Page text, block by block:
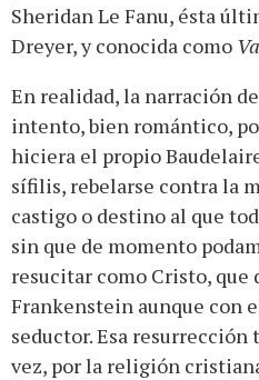
Sheridan Le Fanu, ésta
Dreyer, y conocida como
En realidad, la narración
intento, bien romántico,
hiciera el propio
sífilis, rebelarse contra la
castigo o destino al que
sin que de momento
resucitar como Cristo, que
Frankenstein aunque con
seductor. Esa resurrección
vez, por la religión